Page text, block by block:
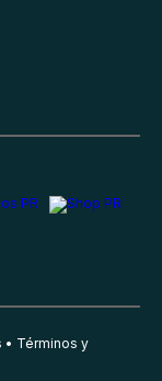
Términos y